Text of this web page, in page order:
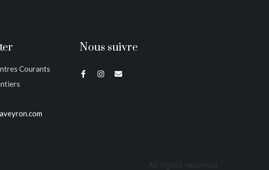
Courants
Nous suivre
All rights reserved